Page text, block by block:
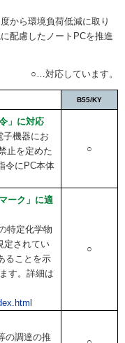
から環境負荷低減に取り
配慮したノートPCを推進
○…対応しています。
B55/KY
」に対応
子機器にお
止を定めた
令にPC本体
○
ーク」に適
特定化学物
定されてい
ることを示
す。詳細は
○
の調達の推